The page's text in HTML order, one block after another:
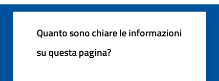
Quanto sono chiare le informazioni
su questa pagina?